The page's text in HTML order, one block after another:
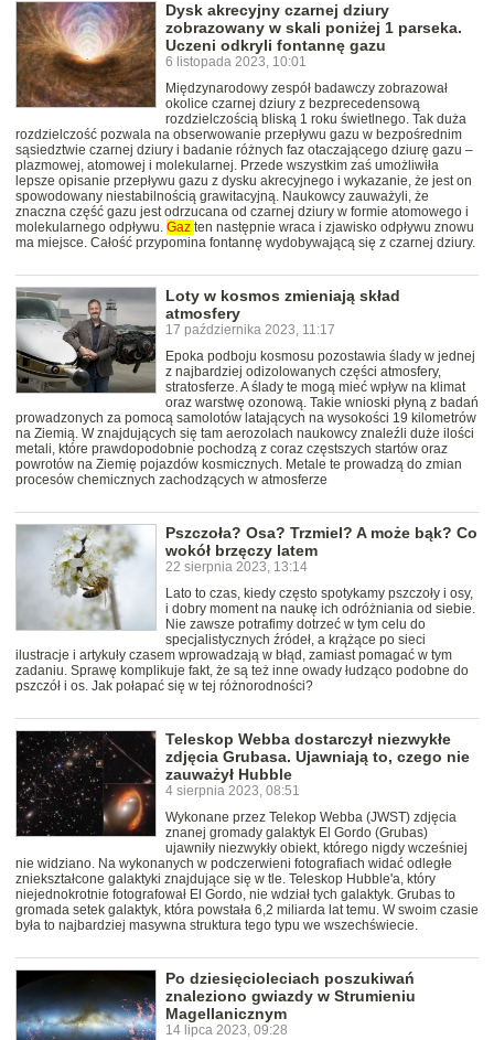
Dysk akrecyjny czarnej dziury
zobrazowany w skali poniżej 1 parseka.
Uczeni odkryli fontannę gazu
6 listopada 2023, 10:01
Międzynarodowy zespół badawczy zobrazował
okolice czarnej dziury z bezprecedensową
rozdzielczością bliską 1 roku świetlnego. Tak duża
rozdzielczość pozwala na obserwowanie przepływu gazu w bezpośrednim
sąsiedztwie czarnej dziury i badanie różnych faz otaczającego dziurę gazu –
plazmowej, atomowej i molekularnej. Przede wszystkim zaś umożliwiła
lepsze opisanie przepływu gazu z dysku akrecyjnego i wykazanie, że jest on
spowodowany niestabilnością grawitacyjną. Naukowcy zauważyli, że
znaczna część gazu jest odrzucana od czarnej dziury w formie atomowego i
molekularnego odpływu. Gaz ten następnie wraca i zjawisko odpływu znowu
ma miejsce. Całość przypomina fontannę wydobywającą się z czarnej dziury.
Loty w kosmos zmieniają skład
atmosfery
17 października 2023, 11:17
Epoka podboju kosmosu pozostawia ślady w jednej
z najbardziej odizolowanych części atmosfery,
stratosferze. A ślady te mogą mieć wpływ na klimat
oraz warstwę ozonową. Takie wnioski płyną z badań
prowadzonych za pomocą samolotów latających na wysokości 19 kilometrów
na Ziemią. W znajdujących się tam aerozolach naukowcy znaleźli duże ilości
metali, które prawdopodobnie pochodzą z coraz częstszych startów oraz
powrotów na Ziemię pojazdów kosmicznych. Metale te prowadzą do zmian
procesów chemicznych zachodzących w atmosferze
Pszczoła? Osa? Trzmiel? A może bąk? Co
wokół brzęczy latem
22 sierpnia 2023, 13:14
Lato to czas, kiedy często spotykamy pszczoły i osy,
i dobry moment na naukę ich odróżniania od siebie.
Nie zawsze potrafimy dotrzeć w tym celu do
specjalistycznych źródeł, a krążące po sieci
ilustracje i artykuły czasem wprowadzają w błąd, zamiast pomagać w tym
zadaniu. Sprawę komplikuje fakt, że są też inne owady łudząco podobne do
pszczół i os. Jak połapać się w tej różnorodności?
Teleskop Webba dostarczył niezwykłe
zdjęcia Grubasa. Ujawniają to, czego nie
zauważył Hubble
4 sierpnia 2023, 08:51
Wykonane przez Telekop Webba (JWST) zdjęcia
znanej gromady galaktyk El Gordo (Grubas)
ujawniły niezwykły obiekt, którego nigdy wcześniej
nie widziano. Na wykonanych w podczerwieni fotografiach widać odległe
zniekształcone galaktyki znajdujące się w tle. Teleskop Hubble'a, który
niejednokrotnie fotografował El Gordo, nie wdział tych galaktyk. Grubas to
gromada setek galaktyk, która powstała 6,2 miliarda lat temu. W swoim czasie
była to najbardziej masywna struktura tego typu we wszechświecie.
Po dziesięcioleciach poszukiwań
znaleziono gwiazdy w Strumieniu
Magellanicznym
14 lipca 2023, 09:28